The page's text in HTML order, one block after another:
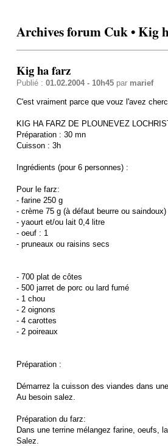
Archives forum Cuk • Kig
Kig ha farz
Publié : 01.02.2004 - 10h45par marief
C'est vraiment parce que vouz l'avez
KIG HA FARZ DE PLOUNEVEZ
Préparation : 30 mn
Cuisson : 3h
Ingrédients (pour 6 personnes) :
Pour le farz:
- farine 250 g
- crème 75 g (à défaut beurre ou saindoux)
- yaourt et/ou lait 0,4 litre
- oeuf : 1
- pruneaux ou raisins secs
- 700 plat de côtes
- 500 jarret de porc ou lard fumé
- 1 chou
- 2 oignons
- 4 carottes
- 2 poireaux
Préparation :
Démarrez la cuisson des viandes dans
Au besoin salez.
Préparation du farz:
Dans une terrine mélangez farine, oeufs,
Salez.